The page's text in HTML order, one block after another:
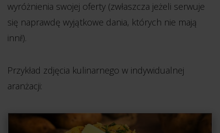
wyróżnienia swojej oferty (zwłaszcza jeżeli serwuje
się naprawdę wyjątkowe dania, których nie mają
inni!).
Przykład zdjęcia kulinarnego w indywidualnej
aranżacji: